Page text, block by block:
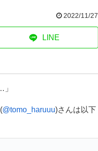
2022/11/27
LINE
(@tomo_haruuu)さんは以下